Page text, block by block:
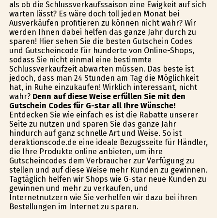
als ob die Schlussverkaufssaison eine Ewigkeit auf sich
warten lässt? Es wäre doch toll jeden Monat bei
Ausverkäufen profitieren zu können nicht wahr? Wir
werden Ihnen dabei helfen das ganze Jahr durch zu
sparen! Hier sehen Sie die besten Gutschein Codes
und Gutscheincode für hunderte von Online-Shops,
sodass Sie nicht einmal eine bestimmte
Schlussverkaufzeit abwarten müssen. Das beste ist
jedoch, dass man 24 Stunden am Tag die Möglichkeit
hat, in Ruhe einzukaufen! Wirklich interessant, nicht
wahr? Denn auf diese Weise erfüllen Sie mit den
Gutschein Codes für G-star all Ihre Wünsche!
Entdecken Sie wie einfach es ist die Rabatte unserer
Seite zu nutzen und sparen Sie das ganze Jahr
hindurch auf ganz schnelle Art und Weise. So ist
deraktionscode.de eine ideale Bezugsseite für Händler,
die Ihre Produkte online anbieten, um ihre
Gutscheincodes dem Verbraucher zur Verfügung zu
stellen und auf diese Weise mehr Kunden zu gewinnen.
Tagtäglich helfen wir Shops wie G-star neue Kunden zu
gewinnen und mehr zu verkaufen, und
Internetnutzern wie Sie verhelfen wir dazu bei ihren
Bestellungen im Internet zu sparen.